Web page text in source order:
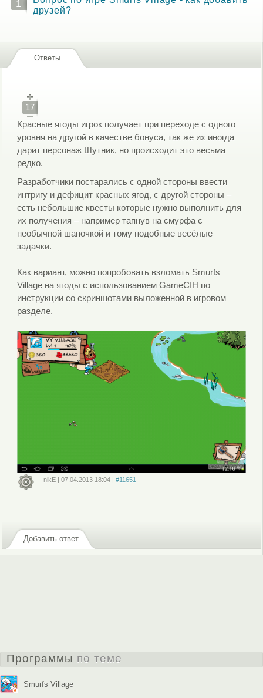
1
друзей?
Ответы
17
Красные ягоды игрок получает при переходе с одного
уровня на другой в качестве бонуса, так же их иногда
дарит персонаж Шутник, но происходит это весьма
редко.
Разработчики постарались с одной стороны ввести
интригу и дефицит красных ягод, с другой стороны –
есть небольшие квесты которые нужно выполнить для
их получения – например тапнув на смурфа с
необычной шапочкой и тому подобные весёлые
задачки.
Как вариант, можно попробовать взломать Smurfs
Village на ягоды с использованием GameCIH по
инструкции со скриншотами выложенной в игровом
разделе.
nikE |07.04.2013 18:04 |#11651
Добавить ответ
Программы по теме
Smurfs Village